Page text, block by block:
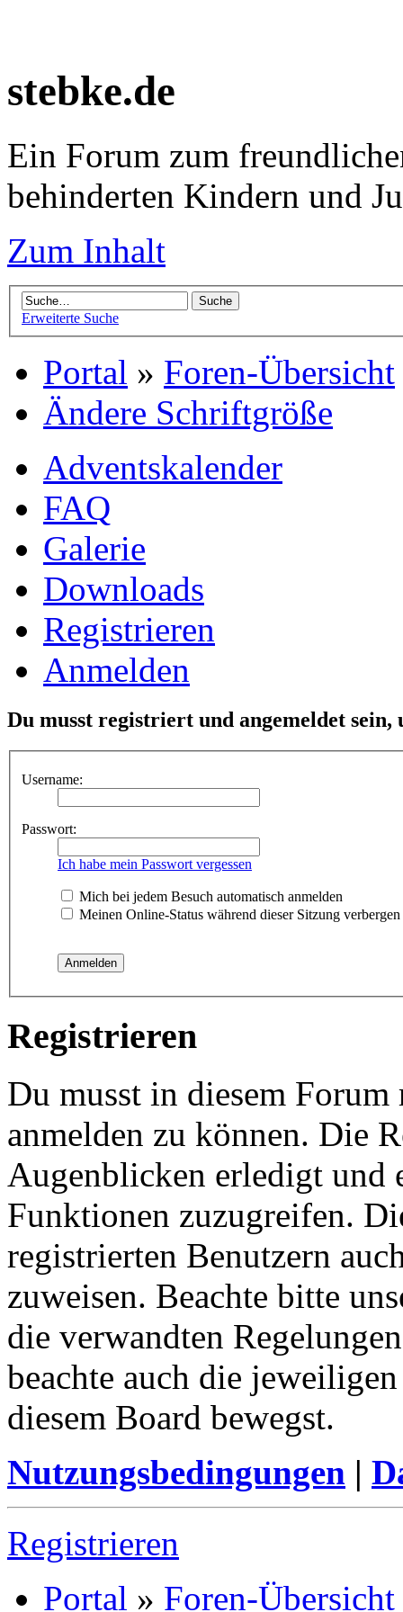
stebke.de
Ein Forum zum
behinderten Kindern und
Zum Inhalt
Erweiterte Suche
Portal » Foren-Übersicht
Ändere Schriftgröße
Adventskalender
FAQ
Galerie
Downloads
Registrieren
Anmelden
Du musst registriert und angemeldet
Username:
Passwort:
Ich habe mein Passwort vergessen
Mich bei jedem Besuch automatisch anmelden
Meinen Online-Status während dieser Sitzung verbergen
Registrieren
Du musst in diesem
anmelden zu können. Die
Augenblicken erledigt und
Funktionen zuzugreifen.
registrierten Benutzern
zuweisen. Beachte bitte
die verwandten
beachte auch die
diesem Board bewegst.
Nutzungsbedingungen |
Registrieren
Portal » Foren-Übersicht